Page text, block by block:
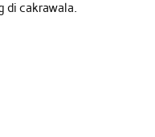
di cakrawala.